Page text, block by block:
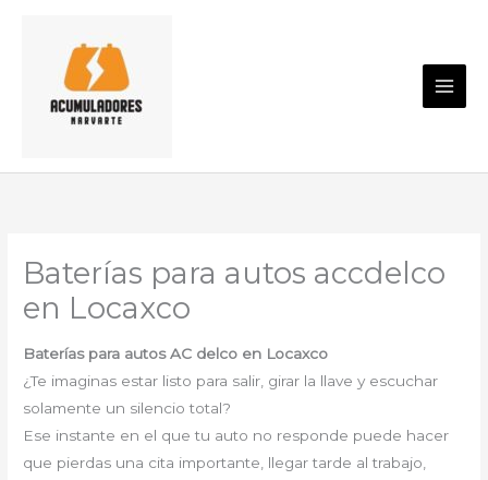
contenido
Baterías para autos accdelco
en Locaxco
Baterías para autos AC delco en Locaxco
¿Te imaginas estar listo para salir, girar la llave y escuchar
solamente un silencio total?
Ese instante en el que tu auto no responde puede hacer
que pierdas una cita importante, llegar tarde al trabajo,